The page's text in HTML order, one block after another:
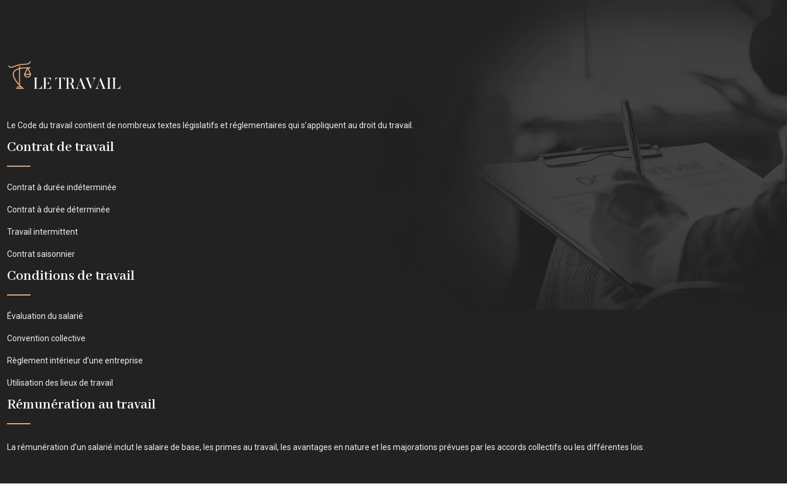
Le Code du travail contient de nombreux textes législatifs et réglementaires qui s’appliquent au droit du travail.
Contrat de travail
Contrat à durée indéterminée
Contrat à durée déterminée
Travail intermittent
Contrat saisonnier
Conditions de travail
Évaluation du salarié
Convention collective
Règlement intérieur d’une entreprise
Utilisation des lieux de travail
Rémunération au travail
La rémunération d’un salarié inclut le salaire de base, les primes au travail, les avantages en nature et les majorations prévues par les accords collectifs ou les différentes lois.